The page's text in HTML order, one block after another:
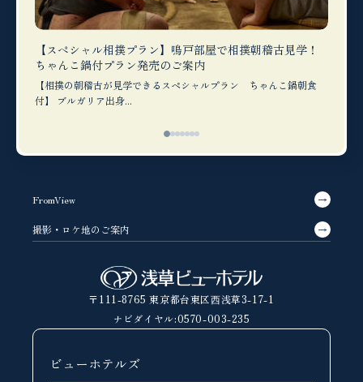
【スペシャル相撲プラン】鳴戸部屋で相撲朝稽古見学！
ちゃんこ鍋付プラン発売のご案内
【相撲の朝稽古が見学できるスペシャルプラン ちゃんこ鍋朝食
付】 ブルガリア出身...
FromView
撮影・ロケ地のご案内
〒111-8765 東京都台東区⻄浅草3-17-1
ナビダイヤル:0570-003-235
ビューホテルズ